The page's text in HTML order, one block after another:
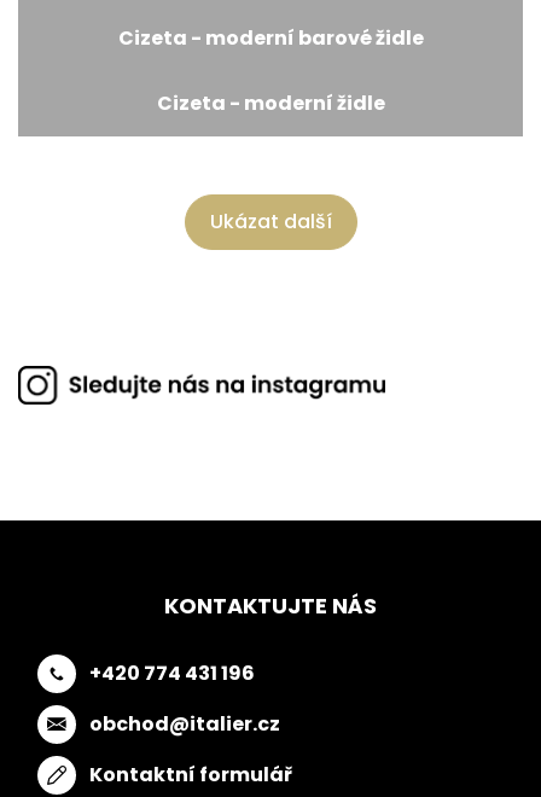
Cizeta - moderní barové židle
Cizeta - moderní židle
Ukázat další
KONTAKTUJTE NÁS
+420 774 431 196
obchod@italier.cz
Kontaktní formulář